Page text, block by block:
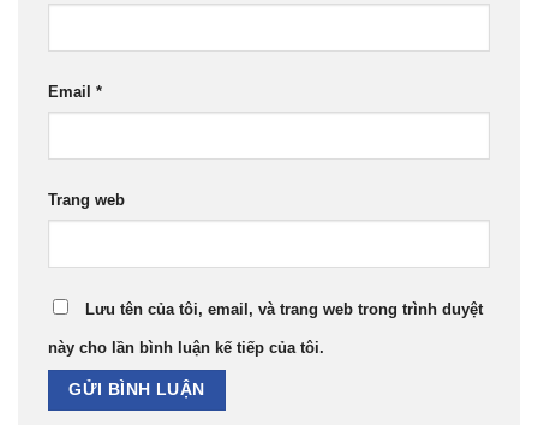
Email *
Trang web
Lưu tên của tôi, email, và trang web trong trình duyệt
này cho lần bình luận kế tiếp của tôi.